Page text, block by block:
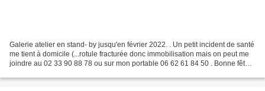
Galerie atelier en stand- by jusqu'en février 2022. . Un petit incident de santé
me tient à domicile (...rotule fracturée donc immobilisation mais on peut me
joindre au 02 33 90 88 78 ou sur mon portable 06 62 61 84 50 . Bonne fêtes